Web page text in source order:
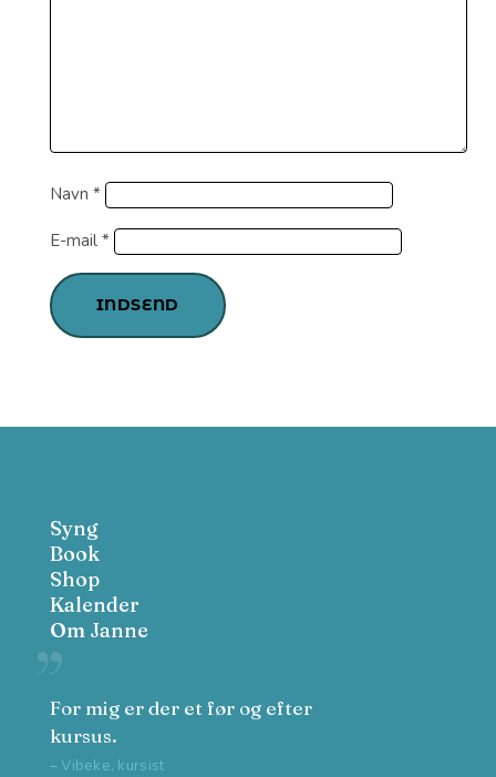
Navn *
E-mail *
INDSEND
Syng
Book
Shop
Kalender
Om Janne
For mig er der et før og efter
kursus.
– Vibeke, kursist